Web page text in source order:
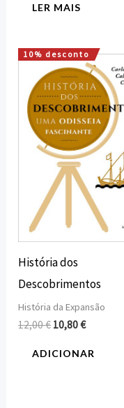
LER MAIS
10% desconto
História dos
Descobrimentos
História da Expansão
12,00€
O
preço
original
era:
12,00 €.
10,80€
O
preço
atual
é:
10,80 €.
ADICIONAR